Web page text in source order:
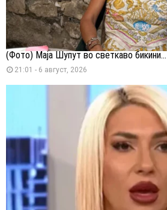
(Фото) Маја Шупут во светкаво бикини...
21:01 - 6 август, 2026